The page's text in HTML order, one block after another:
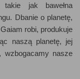
takie jak bawełna
Dbanie o planetę,
robi, produkuje
naszą planetę, jej
wzbogacamy nasze